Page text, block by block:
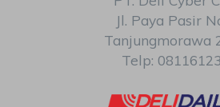
Jl. Paya Pasir
Tanjungmorawa
Telp: